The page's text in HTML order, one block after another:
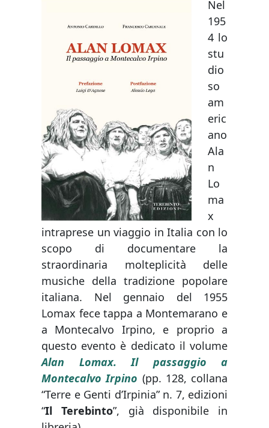
Nel
195
4 lo
stu
dio
so
am
eric
ano
Ala
n
Lo
ma
x
intraprese un viaggio in Italia con lo
scopo di documentare la
straordinaria molteplicità delle
musiche della tradizione popolare
italiana. Nel gennaio del 1955
Lomax fece tappa a Montemarano e
a Montecalvo Irpino, e proprio a
questo evento è dedicato il volume
Alan Lomax. Il passaggio a
Montecalvo Irpino (pp. 128, collana
“Terre e Genti d’Irpinia” n. 7, edizioni
“Il Terebinto”, già disponibile in